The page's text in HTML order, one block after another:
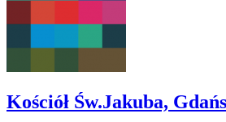
Kościół Św.Jakuba,